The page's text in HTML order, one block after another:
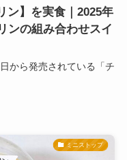
ン】を実食｜2025年
ンの組み合わせスイ
から発売されている「チ
ミニストップ